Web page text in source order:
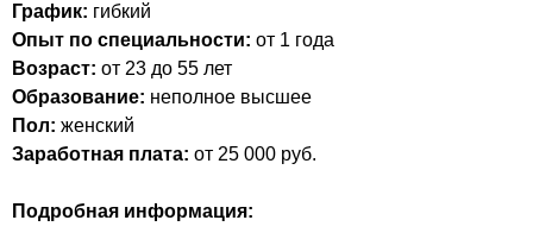
График: гибкий
Опыт по специальности: от 1 года
Возраст: от 23 до 55 лет
Образование: неполное высшее
Пол: женский
Заработная плата: от 25 000 руб.
Подробная информация: